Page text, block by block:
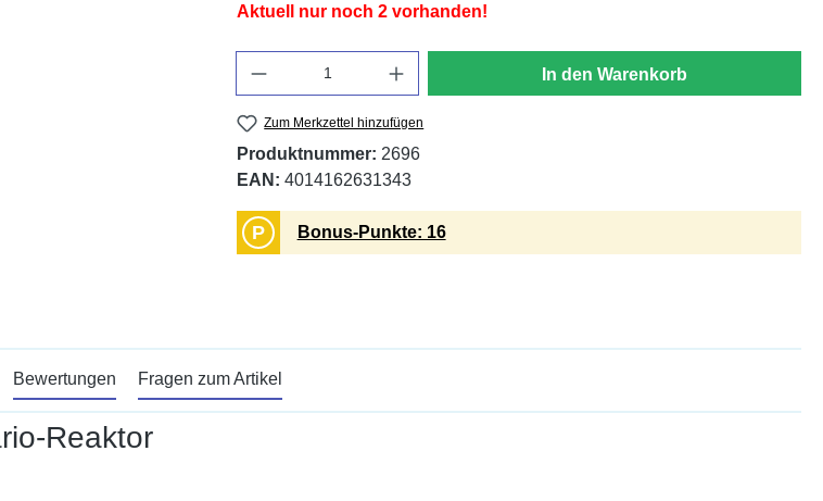
Aktuell nur noch 2 vorhanden!
In den Warenkorb
Zum Merkzettel hinzufügen
Produktnummer: 2696
EAN: 4014162631343
P Bonus-Punkte: 16
Bewertungen Fragen zum Artikel
Reaktor